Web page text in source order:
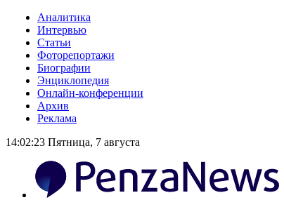
Аналитика
Интервью
Статьи
Фоторепортажи
Биографии
Энциклопедия
Онлайн-конференции
Архив
Реклама
14:02:24 Пятница, 7 августа